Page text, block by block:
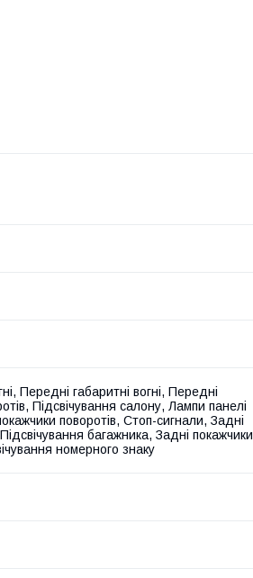
Передні габаритні вогні, Передні
Підсвічування салону, Лампи панелі
поворотів, Стоп-сигнали, Задні
Підсвічування багажника, Задні покажчики
номерного знаку